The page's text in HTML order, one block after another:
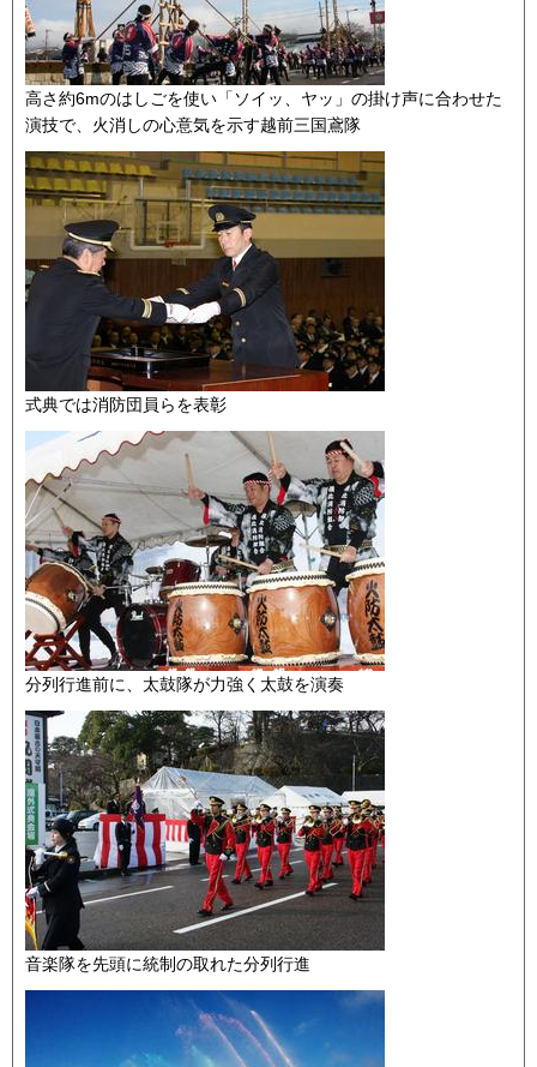
高さ約6mのはしごを使い「ソイッ、ヤッ」の掛け声に合わせた
演技で、火消しの心意気を示す越前三国鳶隊
式典では消防団員らを表彰
分列行進前に、太鼓隊が力強く太鼓を演奏
音楽隊を先頭に統制の取れた分列行進